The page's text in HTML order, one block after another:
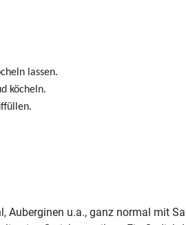
lassen.
köcheln.
Auberginen u.a., ganz normal mit